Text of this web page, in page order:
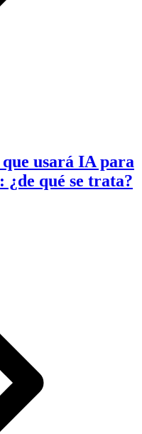
usará IA para
qué se trata?